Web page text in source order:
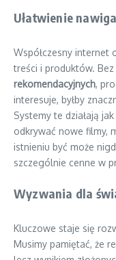
Ułatwienie
Współczesny internet
treści i produktów.
rekomendacyjnych,
interesuje, byłby
Systemy te działają
odkrywać nowe filmy,
istnieniu być może
szczególnie cenne w
Wyzwania dla
Kluczowe staje się
Musimy pamiętać, że